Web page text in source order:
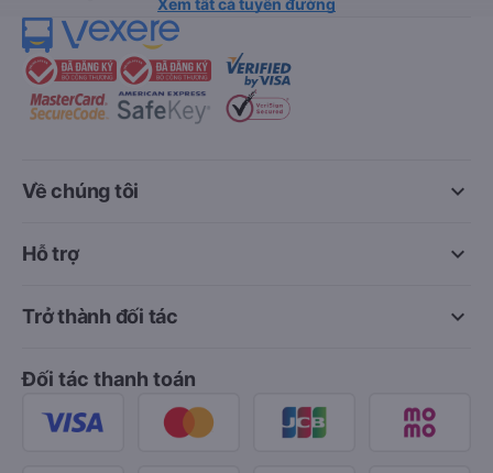
Xem tất cả tuyến đường
keyboard_arrow_down
Về chúng tôi
keyboard_arrow_down
Hỗ trợ
keyboard_arrow_down
Trở thành đối tác
Đối tác thanh toán